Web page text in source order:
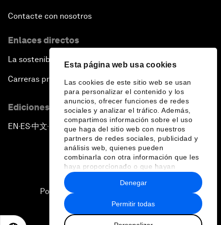
Esta página web usa cookies
Las cookies de este sitio web se usan
para personalizar el contenido y los
anuncios, ofrecer funciones de redes
sociales y analizar el tráfico. Además,
compartimos información sobre el uso
que haga del sitio web con nuestros
partners de redes sociales, publicidad y
análisis web, quienes pueden
combinarla con otra información que les
haya proporcionado o que hayan
recopilado a partir del uso que haya
hecho de sus servicios.
Permitir todas
Denegar
Contacte con nosotros
Enlaces directos
La sostenibilidad en el Foro
Carreras profesionales
Ediciones en otros idiomas
EN ▪ES▪中文▪ 日本語
Política de privacidad y normas de uso
Sitemap